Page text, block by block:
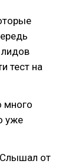
тест на
уже
Слышал от